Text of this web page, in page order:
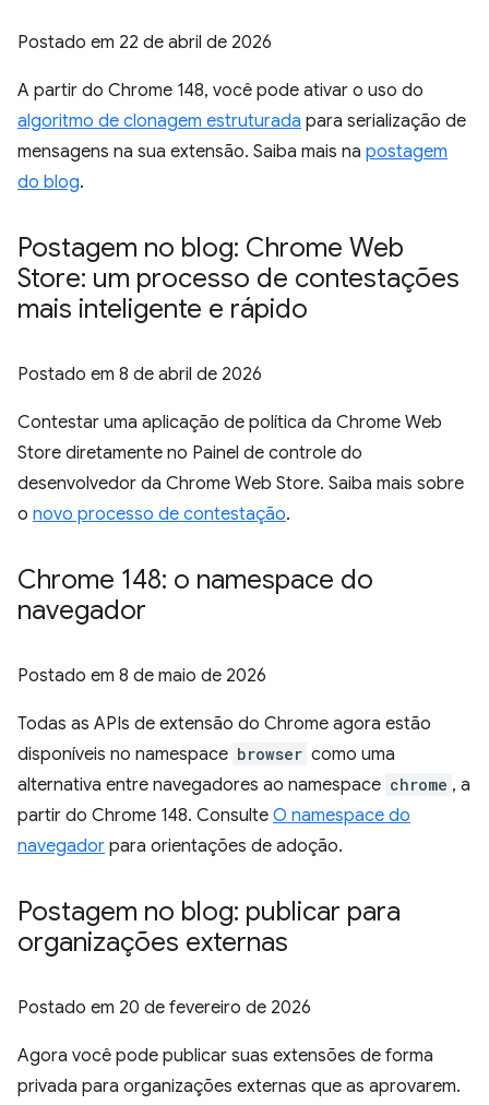
Postado em 22 de abril de 2026
A partir do Chrome 148, você pode ativar o uso do
algoritmo de clonagem estruturada para serialização de
mensagens na sua extensão. Saiba mais na postagem
do blog.
Postagem no blog: Chrome Web
Store: um processo de contestações
mais inteligente e rápido
Postado em 8 de abril de 2026
Contestar uma aplicação de política da Chrome Web
Store diretamente no Painel de controle do
desenvolvedor da Chrome Web Store. Saiba mais sobre
o novo processo de contestação.
Chrome 148: o namespace do
navegador
Postado em 8 de maio de 2026
Todas as APIs de extensão do Chrome agora estão
disponíveis no namespace browser como uma
alternativa entre navegadores ao namespace chrome , a
partir do Chrome 148. Consulte O namespace do
navegador para orientações de adoção.
Postagem no blog: publicar para
organizações externas
Postado em 20 de fevereiro de 2026
Agora você pode publicar suas extensões de forma
privada para organizações externas que as aprovarem.